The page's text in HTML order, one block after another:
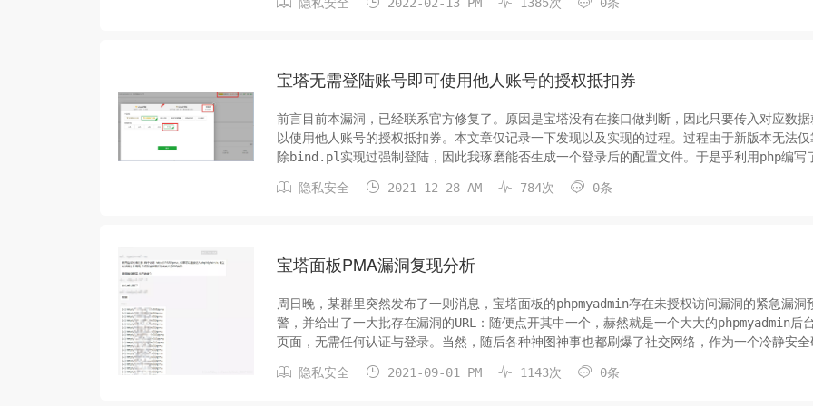
因此改了端口后如果被盯上源...
宝塔无需登陆账号即可使用他人账号的授权抵扣券
前言目前本漏洞，已经联系官方修复了。原因是宝塔没有在接口做判断，因此只要传入对应数据
以使用他人账号的授权抵扣券。本文章仅记录一下发现以及实现的过程。过程由于新版本无法仅
除bind.pl实现过强制登陆，因此我琢磨能否生成一个登录后的配置文件。于是乎利用php编写
切换到测试版外没有任何限制...
 隐私安全  2021-12-28 AM  784次  0条
宝塔面板PMA漏洞复现分析
周日晚，某群里突然发布了一则消息，宝塔面板的phpmyadmin存在未授权访问漏洞的紧急漏洞
警，并给出了一大批存在漏洞的URL：随便点开其中一个，赫然就是一个大大的phpmyadmin后
页面，无需任何认证与登录。当然，随后各种神图神事也都刷爆了社交网络，作为一个冷静安全
件事情的缘由。我们的问题...
 隐私安全  2021-09-01 PM  1143次  0条